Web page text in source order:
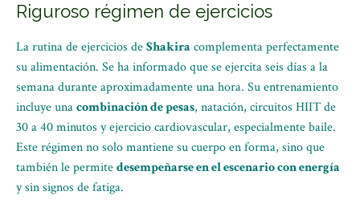
Riguroso régimen de ejercicios
La rutina de ejercicios deShakira complementa perfectamente
su alimentación. Se ha informado que se ejercita seis días a la
semana durante aproximadamente una hora. Su entrenamiento
incluye unacombinación de pesas, natación, circuitos HIIT de
30 a 40 minutos y ejercicio cardiovascular, especialmente baile.
Este régimen no solo mantiene su cuerpo en forma, sino que
también le permitedesempeñarse en el escenario con energía
y sin signos de fatiga.